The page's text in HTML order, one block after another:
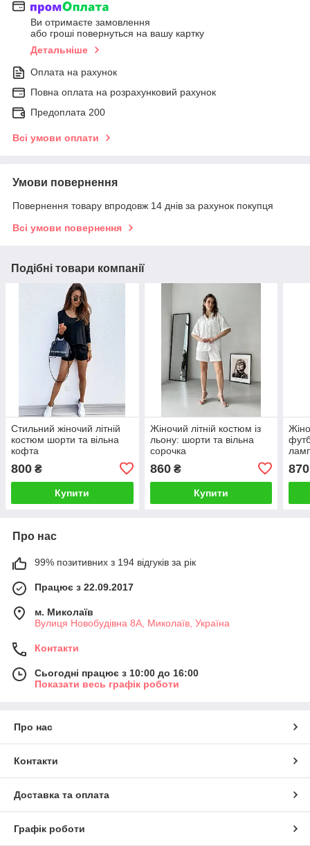
Ви отримаєте замовлення
або гроші повернуться на вашу картку
Детальніше
Оплата на рахунок
Повна оплата на розрахунковий рахунок
Предоплата 200
Всі умови оплати
Умови повернення
Повернення товару впродовж 14 днів за рахунок покупця
Всі умови повернення
Подібні товари компанії
Стильний жіночий літній
костюм шорти та вільна
кофта
800 ₴
Купити
Жіночий літній костюм із
льону: шорти та вільна
сорочка
860₴
Купити
870
Про нас
99% позитивних з 194 відгуків за рік
Працює з 22.09.2017
м. Миколаїв
Вулиця Новобудівна 8А, Миколаїв, Україна
Контакти
Сьогодні працює з 10:00 до 16:00
Показати весь графік роботи
Про нас
Контакти
Доставка та оплата
Графік роботи